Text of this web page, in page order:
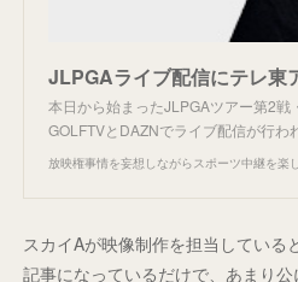
JLPGAライブ配信にテレ東
本日から始まったJLPGAツアー第2戦
GOLFTVとDAZNでライブ配信が行わ
放映権事情を妄想しながらスポーツ中継を楽
スカイAが映像制作を担当している
記事になっているだけで、あまり